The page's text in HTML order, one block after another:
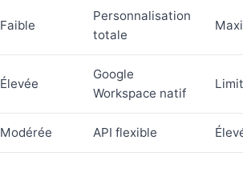
Faible
Personnalisation
totale
Élevée
Google
Workspace natif
Modérée API flexible